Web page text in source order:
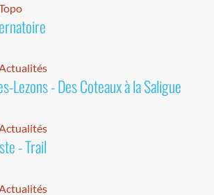
Lezons - Des Coteaux à la Saligue
- Trail